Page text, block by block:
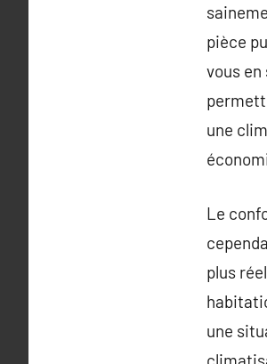
pièce
vous
une
Le
plus
une